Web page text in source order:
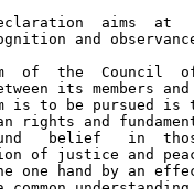
aims  at
and
of  the  Council
its members
is to be pursued is
rights and
belief   in
of justice and
one hand by an